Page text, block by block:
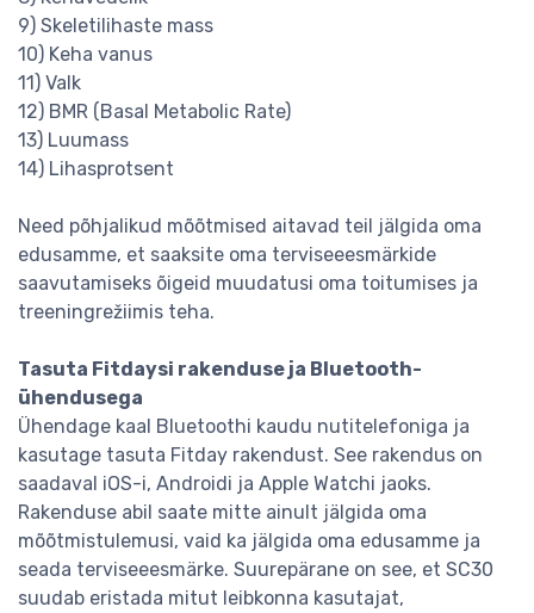
9) Skeletilihaste mass
10) Keha vanus
11) Valk
12) BMR (Basal Metabolic Rate)
13) Luumass
14) Lihasprotsent
Need põhjalikud mõõtmised aitavad teil jälgida oma
edusamme, et saaksite oma terviseeesmärkide
saavutamiseks õigeid muudatusi oma toitumises ja
treeningrežiimis teha.
Tasuta Fitdaysi rakenduse ja Bluetooth-
ühendusega
Ühendage kaal Bluetoothi ​​kaudu nutitelefoniga ja
kasutage tasuta Fitday rakendust. See rakendus on
saadaval iOS-i, Androidi ja Apple Watchi jaoks.
Rakenduse abil saate mitte ainult jälgida oma
mõõtmistulemusi, vaid ka jälgida oma edusamme ja
seada terviseeesmärke. Suurepärane on see, et SC30
suudab eristada mitut leibkonna kasutajat,